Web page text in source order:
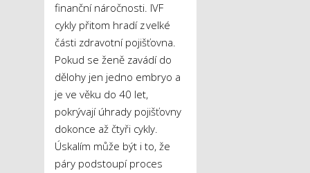
finanční náročnosti. IVF
cykly přitom hradí z velké
části zdravotní pojišťovna.
Pokud se ženě zavádí do
dělohy jen jedno embryo a
je ve věku do 40 let,
pokrývají úhrady pojišťovny
dokonce až čtyři cykly.
Úskalím může být i to, že
páry podstoupí proces